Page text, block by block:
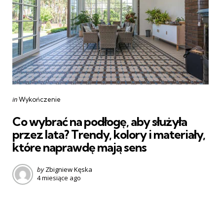
Categories
Posted
inWykończenie
Co wybrać na podłogę, aby służyła
przez lata? Trendy, kolory i materiały,
które naprawdę mają sens
Posted
by
by Zbigniew Kęska
4 miesiące ago